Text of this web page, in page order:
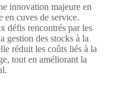
innovation majeure en
en cuves de service.
défis rencontrés par les
gestion des stocks à la
réduit les coûts liés à la
tout en améliorant la